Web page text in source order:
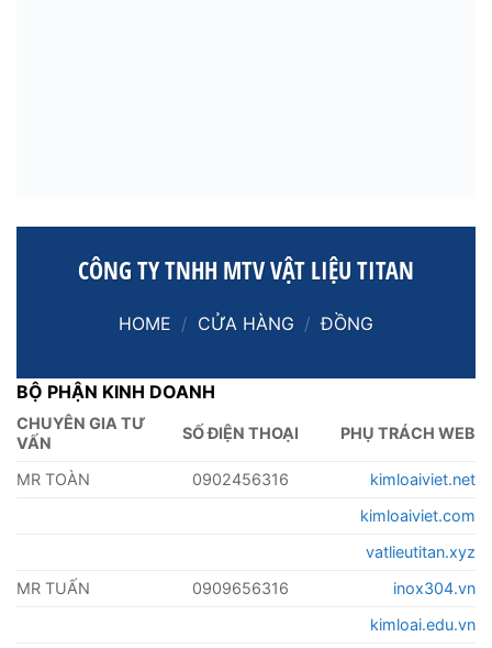
CÔNG TY TNHH MTV VẬT LIỆU TITAN
HOME / CỬA HÀNG / ĐỒNG
BỘ PHẬN KINH DOANH
CHUYÊN GIA TƯ
VẤN
SỐ ĐIỆN THOẠI PHỤ TRÁCH WEB
MR TOÀN 0902456316
kimloaiviet.net
kimloaiviet.com
vatlieutitan.xyz
MR TUẤN
0909656316
inox304.vn
kimloai.edu.vn